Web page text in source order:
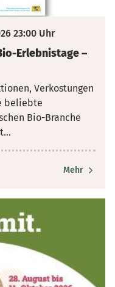
23:00 Uhr
Erlebnistage –
Verkostungen
beliebte
Bio-Branche
...
Mehr